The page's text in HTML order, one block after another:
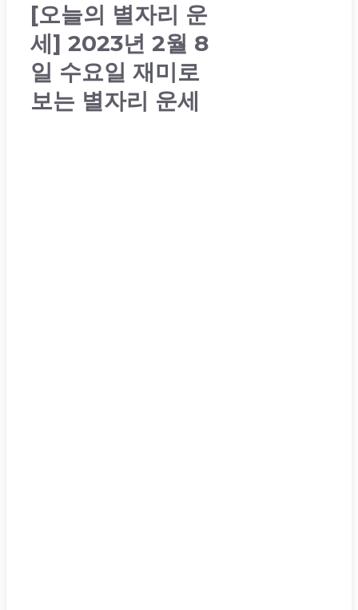
[오늘의 별자리 운
세] 2023년 2월 8
일 수요일 재미로
보는 별자리 운세